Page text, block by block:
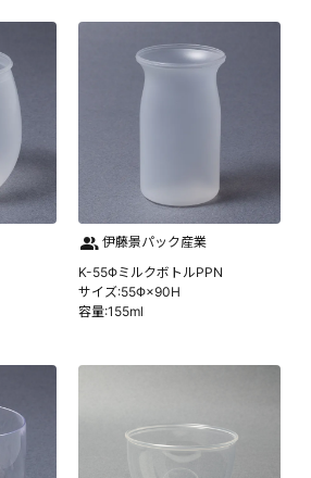
伊藤景パック産業
K-55ΦミルクボトルPPN
サイズ:55Φ×90H
容量:155ml